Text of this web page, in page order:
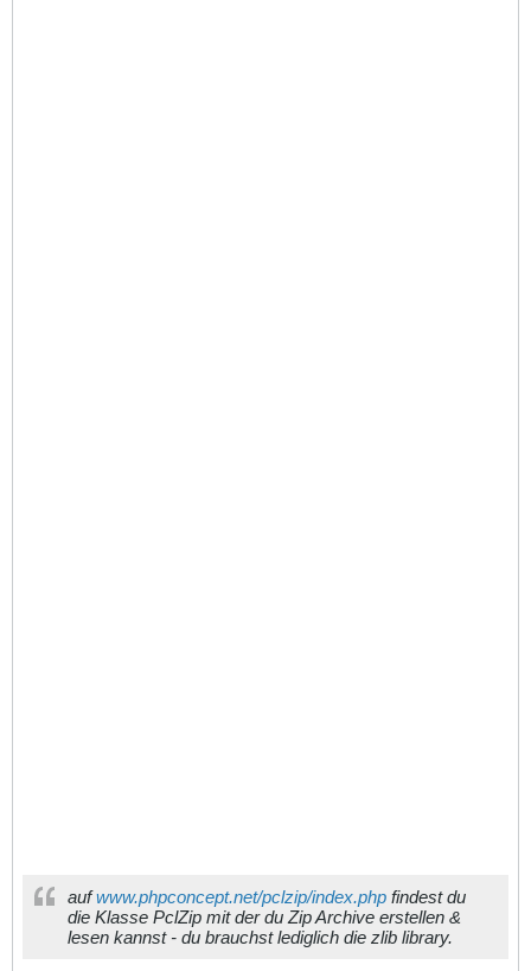
aufwww.phpconcept.net/pclzip/index.php findest du
die Klasse PclZip mit der du Zip Archive erstellen &
lesen kannst - du brauchst lediglich die zlib library.